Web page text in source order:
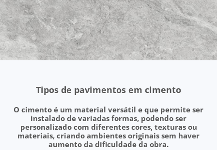
Tipos de pavimentos em cimento
O cimento é um material versátil e que permite ser
instalado de variadas formas, podendo ser
personalizado com diferentes cores, texturas ou
materiais, criando ambientes originais sem haver
aumento da dificuldade da obra.